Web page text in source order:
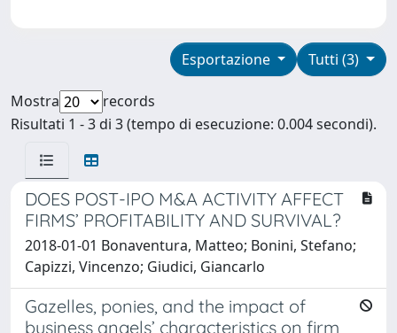
Tutti (3)
Esportazione
Mostra
records
Risultati 1 - 3 di 3 (tempo di esecuzione: 0.004 secondi).
DOES POST-IPO M&A ACTIVITY AFFECT
FIRMS’ PROFITABILITY AND SURVIVAL?
2018-01-01 Bonaventura, Matteo; Bonini, Stefano;
Capizzi, Vincenzo; Giudici, Giancarlo
Gazelles, ponies, and the impact of
business angels’ characteristics on firm